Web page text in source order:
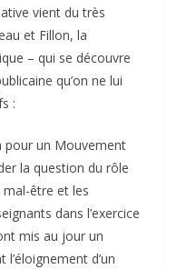
vient du très
et Fillon, la
– qui se découvre
qu’on ne lui
:
pour un Mouvement
la question du rôle
mal-être et les
dans l’exercice
mis au jour un
d’un